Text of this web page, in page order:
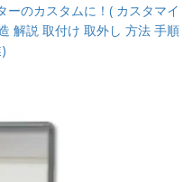
ーのカスタムに！( カスタマイ
解説 取付け 取外し 方法 手順